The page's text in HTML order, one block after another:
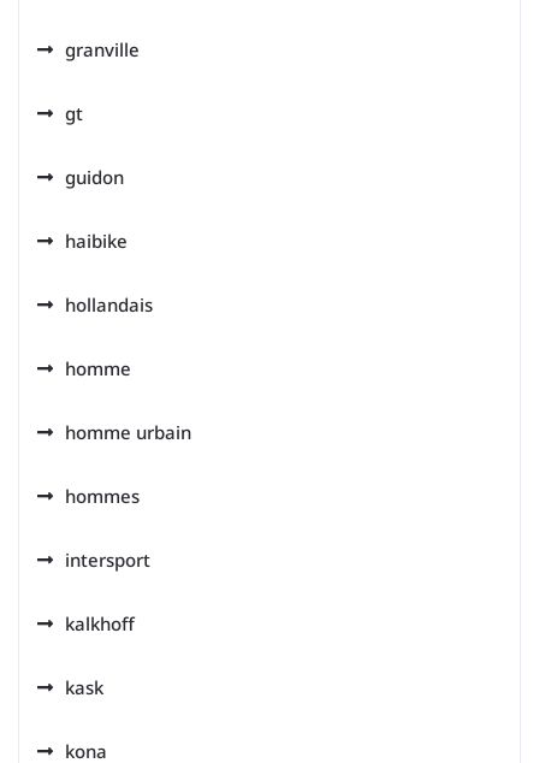
granville
gt
guidon
haibike
hollandais
homme
homme urbain
hommes
intersport
kalkhoff
kask
kona